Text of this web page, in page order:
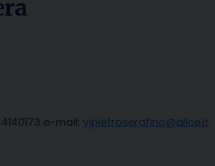
e-mail: vipietroserafino@alice.it